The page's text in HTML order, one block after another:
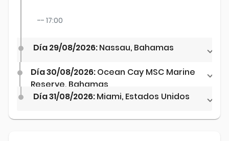
-- 17:00
Día 29/08/2026:Nassau, Bahamas
Día 30/08/2026:Ocean Cay MSC Marine
Reserve, Bahamas
Día 31/08/2026:Miami, Estados Unidos